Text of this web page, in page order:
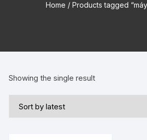
Home / Products tagged
Showing the single result